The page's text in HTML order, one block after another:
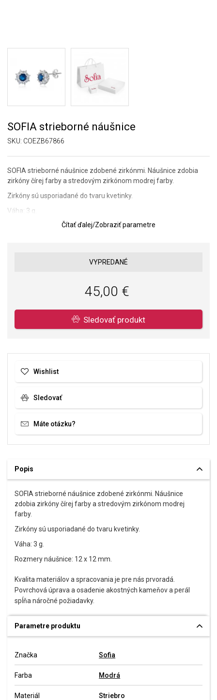
SOFIA strieborné náušnice
SKU: COEZB67866
SOFIA strieborné náušnice zdobené zirkónmi. Náušnice zdobia
zirkóny čírej farby a stredovým zirkónom modrej farby.
Zirkóny sú usporiadané do tvaru kvetinky.
Váha: 3 g.
Rozmery náušnice: 12 x 12 mm.
úprava a osadenie akostných kameňov a perál spĺňa náročné
Čítať ďalej/Zobraziť parametre
VYPREDANÉ
45,00 €
Sledovať produkt
Wishlist
Sledovať
Máte otázku?
Popis
SOFIA strieborné náušnice zdobené zirkónmi. Náušnice
zdobia zirkóny čírej farby a stredovým zirkónom modrej
farby.
Zirkóny sú usporiadané do tvaru kvetinky.
Váha: 3 g.
Rozmery náušnice: 12 x 12 mm.
Kvalita materiálov a spracovania je pre nás prvoradá.
Povrchová úprava a osadenie akostných kameňov a perál
spĺňa náročné požiadavky.
Parametre produktu
Značka Sofia
Farba Modrá
Materiál Striebro